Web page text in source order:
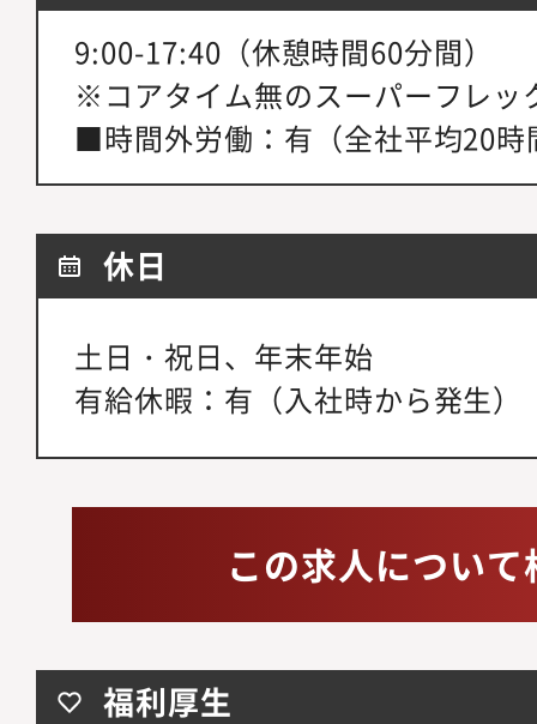
9:00-17:40（休憩時間60分間）
※コアタイム無のスーパーフレッ
■時間外労働：有（全社平均20時
休日
土日・祝日、年末年始
有給休暇：有（入社時から発生）
この求人につい
福利厚生